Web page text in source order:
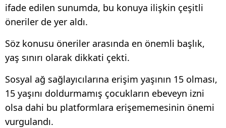
ifade edilen sunumda, bu konuya ilişkin çeşitli
öneriler de yer aldı.
Söz konusu öneriler arasında en önemli başlık,
yaş sınırı olarak dikkati çekti.
Sosyal ağ sağlayıcılarına erişim yaşının 15 olması,
15 yaşını doldurmamış çocukların ebeveyn izni
olsa dahi bu platformlara erişememesinin önemi
vurgulandı.